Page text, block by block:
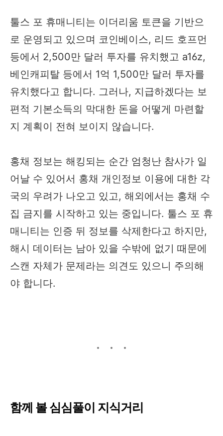
툴스 포 휴매니티는 이더리움 토큰을 기반으
로 운영되고 있으며 코인베이스, 리드 호프먼
등에서 2,500만 달러 투자를 유치했고 a16z,
베인캐피탈 등에서 1억 1,500만 달러 투자를
유치했다고 합니다. 그러나, 지급하겠다는 보
편적 기본소득의 막대한 돈을 어떻게 마련할
지 계획이 전혀 보이지 않습니다.
홍채 정보는 해킹되는 순간 엄청난 참사가 일
어날 수 있어서 홍채 개인정보 이용에 대한 각
국의 우려가 나오고 있고, 해외에서는 홍채 수
집 금지를 시작하고 있는 중입니다. 툴스 포 휴
매니티는 인증 뒤 정보를 삭제한다고 하지만,
해시 데이터는 남아 있을 수밖에 없기 때문에
스캔 자체가 문제라는 의견도 있으니 주의해
야 합니다.​
함께 볼 심심풀이 지식거리